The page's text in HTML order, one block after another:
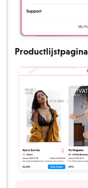
Productlijstpagina